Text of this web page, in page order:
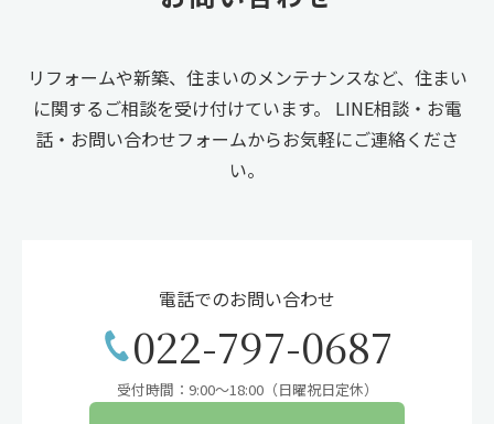
リフォームや新築、住まいのメンテナンスなど、住まい
に関するご相談を受け付けています。
LINE相談・お電
話・お問い合わせフォームからお気軽にご連絡くださ
い。
電話でのお問い合わせ
022-797-0687
受付時間：9:00〜18:00（日曜祝日定休）